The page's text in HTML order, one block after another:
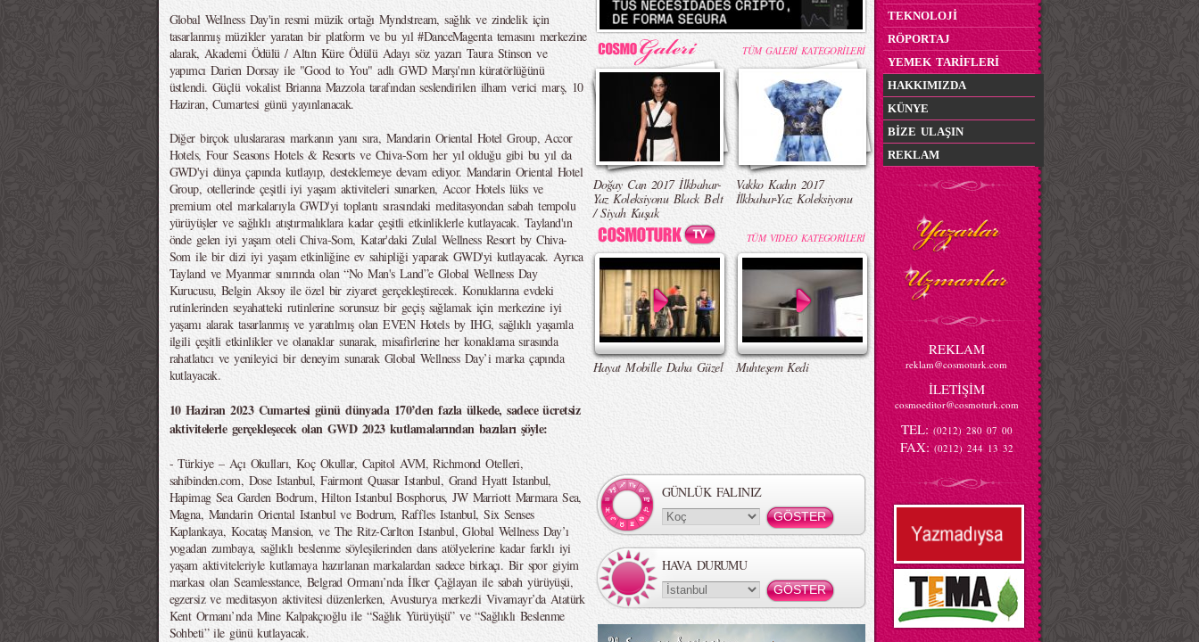
Global Wellness Day'in resmi müzik ortağı Myndstream, sağlık ve zindelik için
tasarlanmış müzikler yaratan bir platform ve bu yıl #DanceMagenta temasını merkezine
alarak, Akademi Ödülü / Altın Küre Ödülü Adayı söz yazarı Taura Stinson ve
yapımcı Darien Dorsay ile "Good to You" adlı GWD Marşı'nın küratörlüğünü
üstlendi. Güçlü vokalist Brianna Mazzola tarafından seslendirilen ilham verici marş, 10
Haziran, Cumartesi günü yayınlanacak.
Diğer birçok uluslararası markanın yanı sıra, Mandarin Oriental Hotel Group, Accor
Hotels, Four Seasons Hotels & Resorts ve Chiva-Som her yıl olduğu gibi bu yıl da
GWD'yi dünya çapında kutlayıp, desteklemeye devam ediyor. Mandarin Oriental Hotel
Group, otellerinde çeşitli iyi yaşam aktiviteleri sunarken, Accor Hotels lüks ve
premium otel markalarıyla GWD'yi toplantı sırasındaki meditasyondan sabah tempolu
yürüyüşler ve sağlıklı atıştırmalıklara kadar çeşitli etkinliklerle kutlayacak. Tayland'ın
önde gelen iyi yaşam oteli Chiva-Som, Katar'daki Zulal Wellness Resort by Chiva-
Som ile bir dizi iyi yaşam etkinliğine ev sahipliği yaparak GWD'yi kutlayacak. Ayrıca
Tayland ve Myanmar sınırında olan “No Man's Land”e Global Wellness Day
Kurucusu, Belgin Aksoy ile özel bir ziyaret gerçekleştirecek. Konuklarına evdeki
rutinlerinden seyahatteki rutinlerine sorunsuz bir geçiş sağlamak için merkezine iyi
yaşamı alarak tasarlanmış ve yaratılmış olan EVEN Hotels by IHG, sağlıklı yaşamla
ilgili çeşitli etkinlikler ve olanaklar sunarak, misafirlerine her konaklama sırasında
rahatlatıcı ve yenileyici bir deneyim sunarak Global Wellness Day’i marka çapında
kutlayacak.
10 Haziran 2023 Cumartesi günü dünyada 170’den fazla ülkede, sadece ücretsiz
aktivitelerle gerçekleşecek olan GWD 2023 kutlamalarından bazıları şöyle:
- Türkiye – Açı Okulları, Koç Okullar, Capitol AVM, Richmond Otelleri,
sahibinden.com, Dose Istanbul, Fairmont Quasar Istanbul, Grand Hyatt Istanbul,
Hapimag Sea Garden Bodrum, Hilton Istanbul Bosphorus, JW Marriott Marmara Sea,
Magna, Mandarin Oriental Istanbul ve Bodrum, Raffles Istanbul, Six Senses
Kaplankaya, Kocataş Mansion, ve The Ritz-Carlton Istanbul, Global Wellness Day’ı
yogadan zumbaya, sağlıklı beslenme söyleşilerinden dans atölyelerine kadar farklı iyi
yaşam aktiviteleriyle kutlamaya hazırlanan markalardan sadece birkaçı. Bir spor giyim
markası olan Seamlesstance, Belgrad Ormanı’nda İlker Çağlayan ile sabah yürüyüşü,
egzersiz ve meditasyon aktivitesi düzenlerken, Avusturya merkezli Vivamayr’da Atatürk
Kent Ormanı’nda Mine Kalpakçıoğlu ile “Sağlık Yürüyüşü” ve “Sağlıklı Beslenme
Sohbeti” ile günü kutlayacak.
TÜM GALERİ KATEGORİLERİ
Doğay Can 2017 İlkbahar-
Yaz Koleksiyonu Black Belt
/ Siyah Kuşak
Vakko Kadın 2017
İlkbahar-Yaz Koleksiyonu
TÜM VIDEO KATEGORİLERİ
Hayat Mobille Daha Güzel Muhteşem Kedi
GÜNLÜK FALINIZ
HAVA DURUMU
TEKNOLOJİ
RÖPORTAJ
YEMEK TARİFLERİ
HAKKIMIZDA
KÜNYE
BİZE ULAŞIN
REKLAM
REKLAM
reklam@cosmoturk.com
İLETİŞİM
cosmoeditor@cosmoturk.com
TEL: (0212) 280 07 00
FAX: (0212) 244 13 32